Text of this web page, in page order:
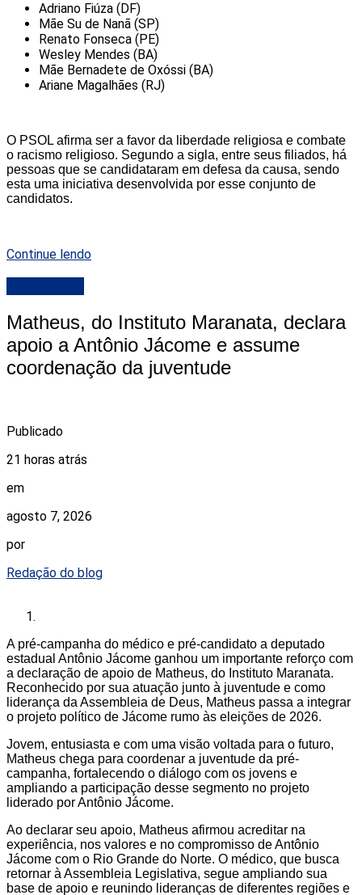
Adriano Fiúza (DF)
Mãe Su de Nanã (SP)
Renato Fonseca (PE)
Wesley Mendes (BA)
Mãe Bernadete de Oxóssi (BA)
Ariane Magalhães (RJ)
O PSOL afirma ser a favor da liberdade religiosa e combate
o racismo religioso. Segundo a sigla, entre seus filiados, há
pessoas que se candidataram em defesa da causa, sendo
esta uma iniciativa desenvolvida por esse conjunto de
candidatos.
Continue lendo
Matheus, do Instituto Maranata, declara
apoio a Antônio Jácome e assume
coordenação da juventude
Publicado
21 horas atrás
em
agosto 7, 2026
por
Redação do blog
A pré-campanha do médico e pré-candidato a deputado
estadual Antônio Jácome ganhou um importante reforço com
a declaração de apoio de Matheus, do Instituto Maranata.
Reconhecido por sua atuação junto à juventude e como
liderança da Assembleia de Deus, Matheus passa a integrar
o projeto político de Jácome rumo às eleições de 2026.
Jovem, entusiasta e com uma visão voltada para o futuro,
Matheus chega para coordenar a juventude da pré-
campanha, fortalecendo o diálogo com os jovens e
ampliando a participação desse segmento no projeto
liderado por Antônio Jácome.
Ao declarar seu apoio, Matheus afirmou acreditar na
experiência, nos valores e no compromisso de Antônio
Jácome com o Rio Grande do Norte. O médico, que busca
retornar à Assembleia Legislativa, segue ampliando sua
base de apoio e reunindo lideranças de diferentes regiões e